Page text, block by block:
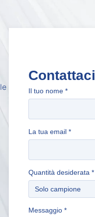
Contattaci
Il tuo nome *
La tua email *
Quantità desiderata *
Messaggio *